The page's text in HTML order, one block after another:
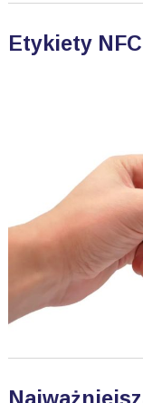
Etykiety